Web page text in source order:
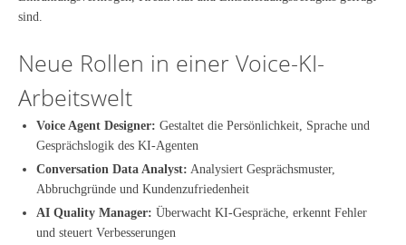
sind.
Neue Rollen in einer Voice-KI-
Arbeitswelt
Voice Agent Designer: Gestaltet die Persönlichkeit, Sprache und
Gesprächslogik des KI-Agenten
Conversation Data Analyst: Analysiert Gesprächsmuster,
Abbruchgründe und Kundenzufriedenheit
AI Quality Manager: Überwacht KI-Gespräche, erkennt Fehler
und steuert Verbesserungen